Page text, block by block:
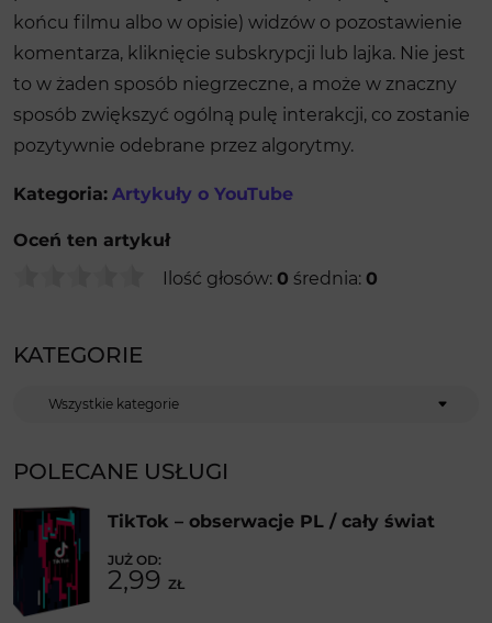
końcu filmu albo w opisie) widzów o pozostawienie
komentarza, kliknięcie subskrypcji lub lajka. Nie jest
to w żaden sposób niegrzeczne, a może w znaczny
sposób zwiększyć ogólną pulę interakcji, co zostanie
pozytywnie odebrane przez algorytmy.
Kategoria: Artykuły o YouTube
Oceń ten artykuł
Ilość głosów: 0 średnia: 0
KATEGORIE
Kategorie
POLECANE USŁUGI
TikTok – obserwacje PL / cały świat
2,99 ZŁ